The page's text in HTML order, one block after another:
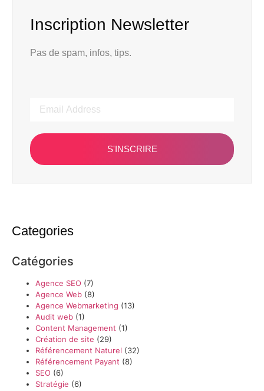
Inscription Newsletter
Pas de spam, infos, tips.
S'INSCRIRE
Categories
Catégories
Agence SEO (7)
Agence Web (8)
Agence Webmarketing (13)
Audit web (1)
Content Management (1)
Création de site (29)
Référencement Naturel (32)
Référencement Payant (8)
SEO (6)
Stratégie (6)